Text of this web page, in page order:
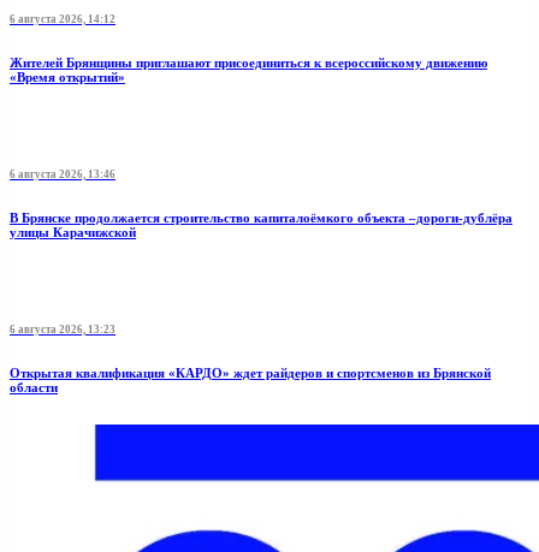
6 августа 2026, 14:12
Жителей Брянщины приглашают присоединиться к всероссийскому движению
«Время открытий»
6 августа 2026, 13:46
В Брянске продолжается строительство капиталоёмкого объекта –дороги-дублёра
улицы Карачижской
6 августа 2026, 13:23
Открытая квалификация «КАРДО» ждет райдеров и спортсменов из Брянской
области